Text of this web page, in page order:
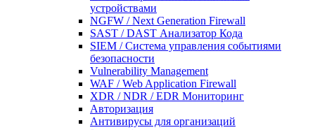
устройствами
NGFW / Next Generation Firewall
SAST / DAST Анализатор Кода
SIEM / Система управления событиями
безопасности
Vulnerability Management
WAF / Web Application Firewall
XDR / NDR / EDR Мониторинг
Авторизация
Антивирусы для организаций